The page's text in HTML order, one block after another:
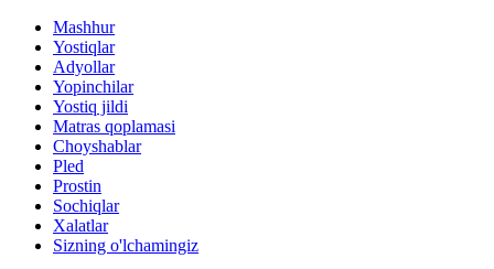
Mashhur
Yostiqlar
Adyollar
Yopinchilar
Yostiq jildi
Matras qoplamasi
Choyshablar
Pled
Prostin
Sochiqlar
Xalatlar
Sizning o'lchamingiz